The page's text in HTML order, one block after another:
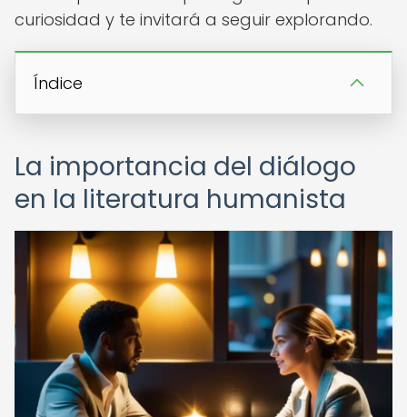
curiosidad y te invitará a seguir explorando.
Índice
La importancia del diálogo
en la literatura humanista